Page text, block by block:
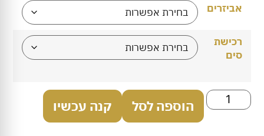
אביזרים
רכישת
סים
הוספה לסל קנה עכשיו